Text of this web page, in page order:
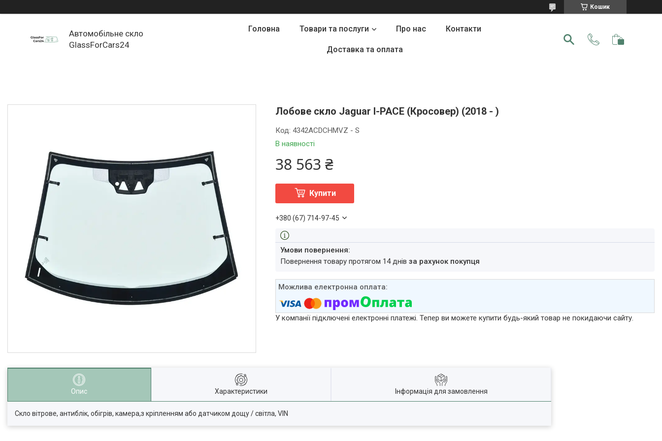
Кошик
Автомобільне скло
GlassForCars24
Головна Товари та послуги Про нас Контакти
Доставка та оплата
Лобове скло Jaguar I-PACE (Кросовер) (2018 - )
В наявності
Код:4342ACDCHMVZ - S
38 563 ₴
Купити
+380 (67) 714-97-45
повернення товару протягом 14 днівза рахунок покупця
У компанії підключені електронні платежі. Тепер ви можете купити будь-який товар не покидаючи сайту.
Опис Характеристики Інформація для замовлення
Скло вітрове, антиблік, обігрів, камера,з кріпленням або датчиком дощу / світла, VIN